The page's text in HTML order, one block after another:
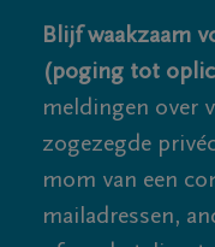
Blijf waakzaam
(poging tot
meldingen over
zogezegde
mom van een
mailadressen,